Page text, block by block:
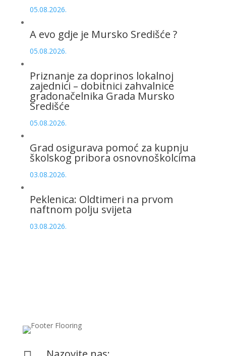
05.08.2026.
A evo gdje je Mursko Središće ?
05.08.2026.
Priznanje za doprinos lokalnoj
zajednici – dobitnici zahvalnice
gradonačelnika Grada Mursko
Središće
05.08.2026.
Grad osigurava pomoć za kupnju
školskog pribora osnovnoškolcima
03.08.2026.
Peklenica: Oldtimeri na prvom
naftnom polju svijeta
03.08.2026.